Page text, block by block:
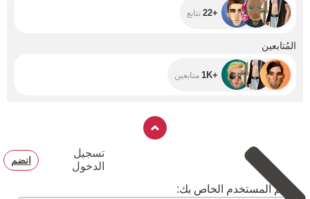
+22 تتابع
المُتابعين
+1K متابعين
تسجيل
الدخول
انضم
اسم المستخدم الخاص بك: